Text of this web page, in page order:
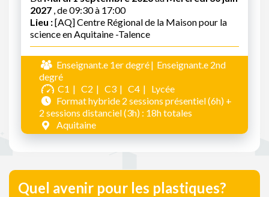
2027 , de 09:30 à 17:00
Lieu :[AQ] Centre Régional de la Maison pour la
science en Aquitaine -Talence
Enseignant.e 1er degré
Enseignant.e 2nd
degré
C1
C2 C3 C4
Lycée
Format hybride 2 sessions présentiel (6h) +
2 sessions distanciel (3h) : 18h totales
Aquitaine
Quel avenir pour les plastiques?